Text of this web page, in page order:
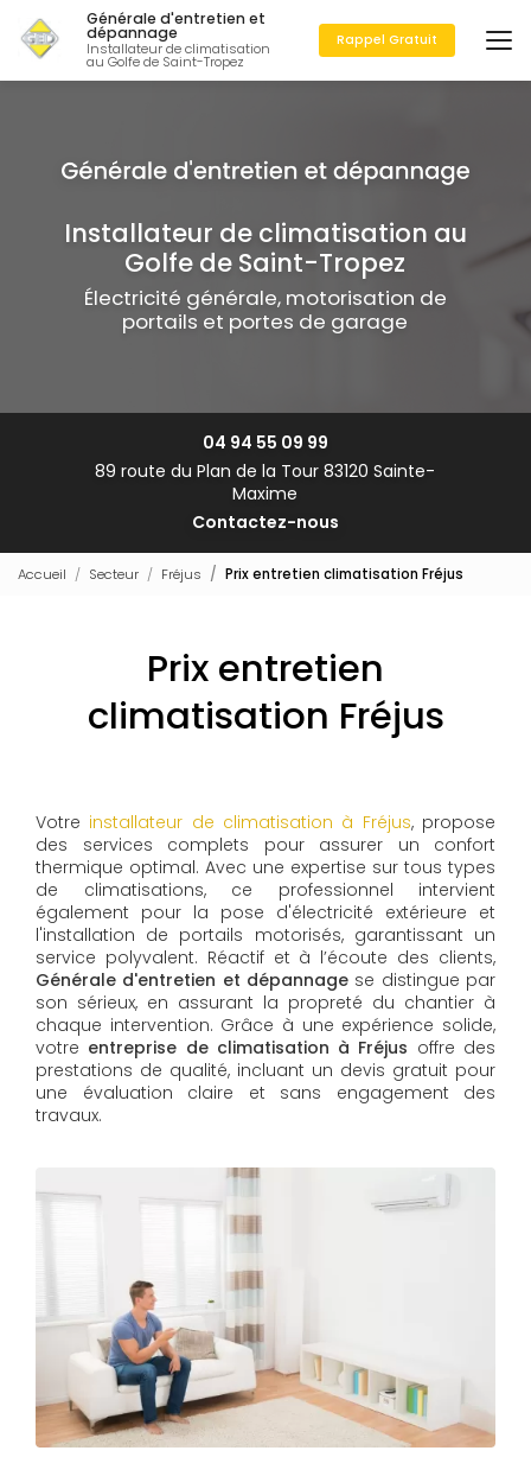
au
contenu
principal
Générale d'entretien et
dépannage
Installateur de climatisation
au Golfe de Saint-Tropez
Rappel Gratuit
Installateur de climatisation au
Golfe de Saint-Tropez
Électricité générale, motorisation de
portails et portes de garage
04 94 55 09 99
89 route du Plan de la Tour 83120 Sainte-
Maxime
Contactez-nous
Accueil Secteur Fréjus Prix entretien climatisation Fréjus
Prix entretien
climatisation Fréjus
Votre installateur de climatisation à Fréjus, propose
des services complets pour assurer un confort
thermique optimal. Avec une expertise sur tous types
de climatisations, ce professionnel intervient
également pour la pose d'électricité extérieure et
l'installation de portails motorisés, garantissant un
service polyvalent. Réactif et à l’écoute des clients,
Générale d'entretien et dépannage se distingue par
son sérieux, en assurant la propreté du chantier à
chaque intervention. Grâce à une expérience solide,
votre entreprise de climatisation à Fréjus offre des
prestations de qualité, incluant un devis gratuit pour
une évaluation claire et sans engagement des
travaux.